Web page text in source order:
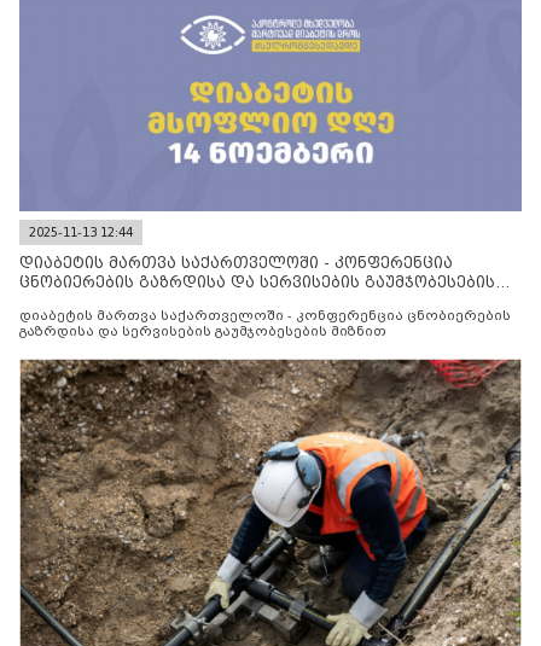
2025-11-13 12:44
დიაბეტის მართვა საქართველოში - კონფერენცია
ცნობიერების გაზრდისა და სერვისების გაუმჯობესების
დიაბეტის მართვა საქართველოში - კონფერენცია ცნობიერების
გაზრდისა და სერვისების გაუმჯობესების მიზნით